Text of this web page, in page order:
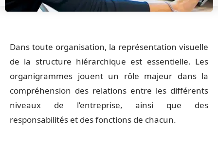
Dans toute organisation, la représentation visuelle
de la structure hiérarchique est essentielle. Les
organigrammes jouent un rôle majeur dans la
compréhension des relations entre les différents
niveaux de l’entreprise, ainsi que des
responsabilités et des fonctions de chacun.